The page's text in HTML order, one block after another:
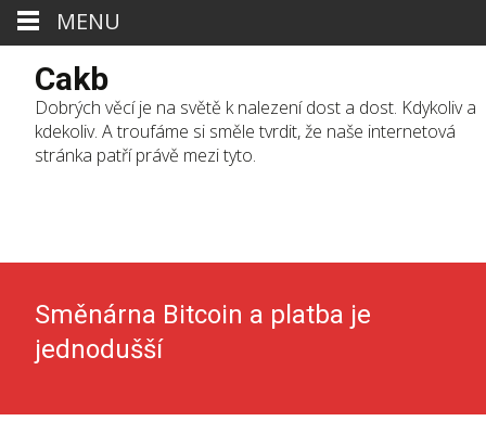
Cakb
Dobrých věcí je na světě k nalezení dost a dost. Kdykoliv a
kdekoliv. A troufáme si směle tvrdit, že naše internetová
stránka patří právě mezi tyto.
Směnárna Bitcoin a platba je
jednodušší
MENU